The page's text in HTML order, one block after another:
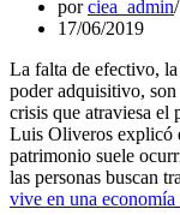
porciea_admin
17/06/2019
La falta de efectivo,
poder adquisitivo, son
crisis que atraviesa el
Luis Oliveros explicó
patrimonio suele
las personas buscan
vive en una